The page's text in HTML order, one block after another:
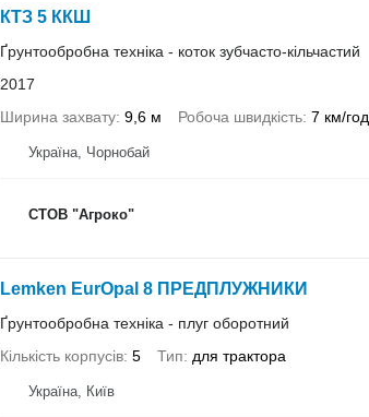
КТЗ 5 ККШ
Ґрунтообробна техніка - коток зубчасто-кільчастий
2017
Ширина захвату 9,6 м Робоча швидкість 7 км/год
Україна, Чорнобай
СТОВ "Агроко"
Lemken EurOpal 8 ПРЕДПЛУЖНИКИ
Ґрунтообробна техніка - плуг оборотний
Кількість корпусів 5 Тип для трактора
Україна, Київ